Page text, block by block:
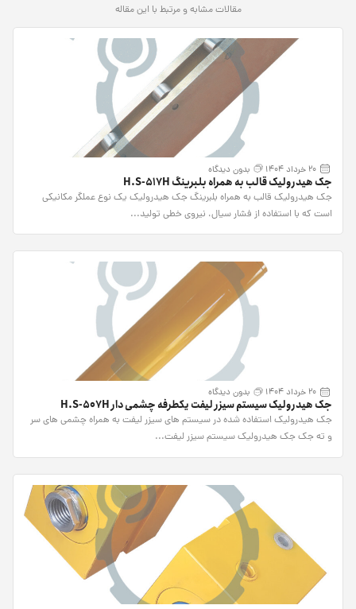
مقالات مشابه و مرتبط با این مقاله
20 خرداد 1404 بدون دیدگاه
جک هیدرولیک قالب به همراه بلبرینگ H.S-517H
جک هیدرولیک قالب به همراه بلبرینگ جک هیدرولیک یک نوع عملگر مکانیکی
است که با استفاده از فشار سیال، نیروی خطی تولید...
20 خرداد 1404 بدون دیدگاه
جک هیدرولیک سیستم سیزر لیفت یکطرفه چشمی دار H.S-507H
جک هیدرولیک استفاده شده در سیستم های سیزر لیفت به همراه چشمی های سر
و ته جک جک هیدرولیک سیستم سیزر لیفت...